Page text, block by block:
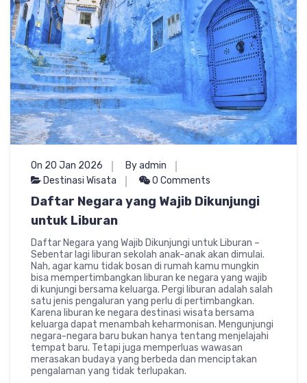
On 20 Jan 2026
By admin
Destinasi Wisata
0 Comments
Daftar Negara yang Wajib Dikunjungi
untuk Liburan
Daftar Negara yang Wajib Dikunjungi untuk Liburan –
Sebentar lagi liburan sekolah anak-anak akan dimulai.
Nah, agar kamu tidak bosan di rumah kamu mungkin
bisa mempertimbangkan liburan ke negara yang wajib
di kunjungi bersama keluarga. Pergi liburan adalah salah
satu jenis pengaluran yang perlu di pertimbangkan.
Karena liburan ke negara destinasi wisata bersama
keluarga dapat menambah keharmonisan. Mengunjungi
negara-negara baru bukan hanya tentang menjelajahi
tempat baru. Tetapi juga memperluas wawasan
merasakan budaya yang berbeda dan menciptakan
pengalaman yang tidak terlupakan.